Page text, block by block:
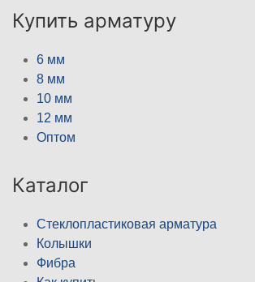
Купить арматуру
6 мм
8 мм
10 мм
12 мм
Оптом
Каталог
Стеклопластиковая арматура
Колышки
Фибра